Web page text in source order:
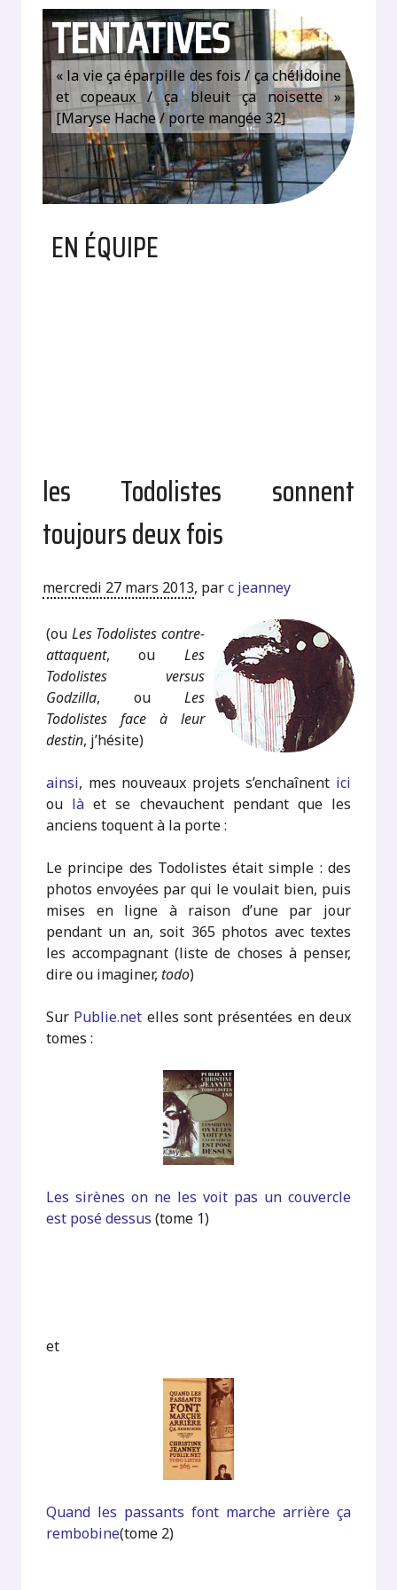
TENTATIVES
« la vie ça éparpille des fois / ça chélidoine
et copeaux / ça bleuit ça noisette »
[Maryse Hache / porte mangée 32]
EN ÉQUIPE
les Todolistes sonnent
toujours deux fois
mercredi 27 mars 2013, parc jeanney
(ou Les Todolistes contre-
attaquent, ou Les
Todolistes versus
Godzilla, ou Les
Todolistes face à leur
destin, j’hésite)
ainsi, mes nouveaux projets s’enchaînent ici
ou là et se chevauchent pendant que les
anciens toquent à la porte :
Le principe des Todolistes était simple : des
photos envoyées par qui le voulait bien, puis
mises en ligne à raison d’une par jour
pendant un an, soit 365 photos avec textes
les accompagnant (liste de choses à penser,
dire ou imaginer,todo)
Sur Publie.net elles sont présentées en deux
tomes :
Les sirènes on ne les voit pas un couvercle
est posé dessus (tome 1)
et
Quand les passants font marche arrière ça
rembobine(tome 2)